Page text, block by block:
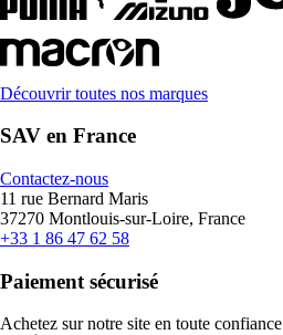
Découvrir toutes nos marques
SAV en France
Contactez-nous
11 rue Bernard Maris
37270 Montlouis-sur-Loire, France
+33 1 86 47 62 58
Paiement sécurisé
Achetez sur notre site en toute confiance